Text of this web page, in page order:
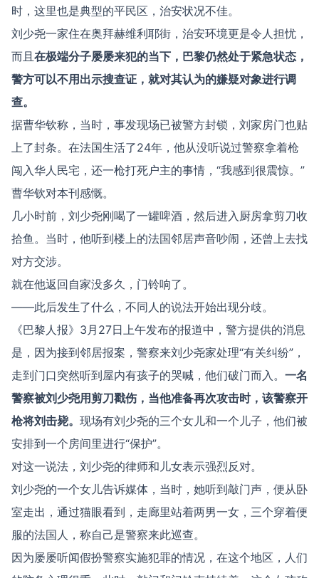
时，这里也是典型的平民区，治安状况不佳。
刘少尧一家住在奥拜赫维利耶街，治安环境更是令人担忧，
而且 在极端分子屡屡来犯的当下，巴黎仍然处于紧急状态，
警方可以不用出示搜查证，就对其认为的嫌疑对象进行调
查。
据曹华钦称，当时，事发现场已被警方封锁，刘家房门也贴
上了封条。在法国生活了24年，他从没听说过警察拿着枪
闯入华人民宅，还一枪打死户主的事情，“我感到很震惊。”
曹华钦对本刊感慨。
几小时前，刘少尧刚喝了一罐啤酒，然后进入厨房拿剪刀收
拾鱼。当时，他听到楼上的法国邻居声音吵闹，还曾上去找
对方交涉。
就在他返回自家没多久，门铃响了。
——此后发生了什么，不同人的说法开始出现分歧。
《巴黎人报》3月27日上午发布的报道中，警方提供的消息
是，因为接到邻居报案，警察来刘少尧家处理“有关纠纷”，
走到门口突然听到屋内有孩子的哭喊，他们破门而入。 一名
警察被刘少尧用剪刀戳伤，当他准备再次攻击时，该警察开
枪将刘击毙。 现场有刘少尧的三个女儿和一个儿子，他们被
安排到一个房间里进行“保护”。
对这一说法，刘少尧的律师和儿女表示强烈反对。
刘少尧的一个女儿告诉媒体，当时，她听到敲门声，便从卧
室走出，通过猫眼看到，走廊里站着两男一女，三个穿着便
服的法国人，称自己是警察来此巡查。
因为屡屡听闻假扮警察实施犯罪的情况，在这个地区，人们